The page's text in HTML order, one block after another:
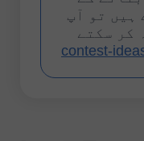
ہیں تو آپ
کر سکتے
contest-